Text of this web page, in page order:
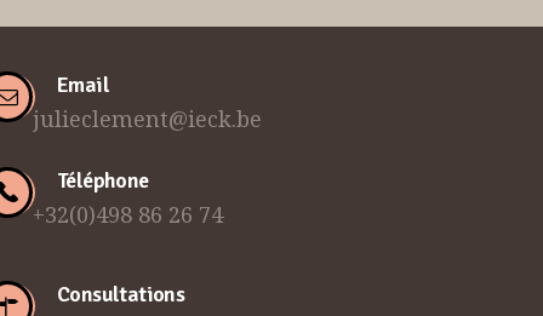
Email
julieclement@ieck.be
Téléphone
+32(0)498 86 26 74
Consultations